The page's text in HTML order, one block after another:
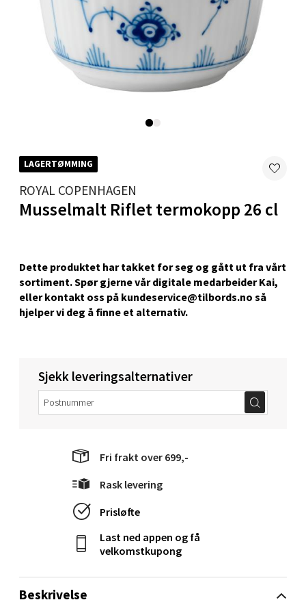
LAGERTØMMING
ROYAL COPENHAGEN
Musselmalt Riflet termokopp 26 cl
Dette produktet har takket for seg og gått ut fra vårt
sortiment. Spør gjerne vår digitale medarbeider Kai,
eller kontakt oss på kundeservice@tilbords.no så
hjelper vi deg å ﬁnne et alternativ.
Beskrivelse
Sjekk leveringsalternativer
Fri frakt over 699,-
Rask levering
Prisløfte
Last ned appen og få
velkomstkupong
Tromsø - Jekta Storsenter
Karlsøyveien 12, 9015 Tromsø
Åpent i dag 10-21
Harstad - Thon Senter Kanebogen
0 i butikk
Velg
Karmsund - Thon Senter Oasen
Austbøvegen 16, 5542 Karmsund
Åpent i dag 10-20
Stavanger og Sandnes - Kilden
Gartnerveien 16, 4016 Stavanger